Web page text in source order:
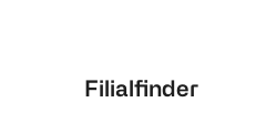
Filialfinder